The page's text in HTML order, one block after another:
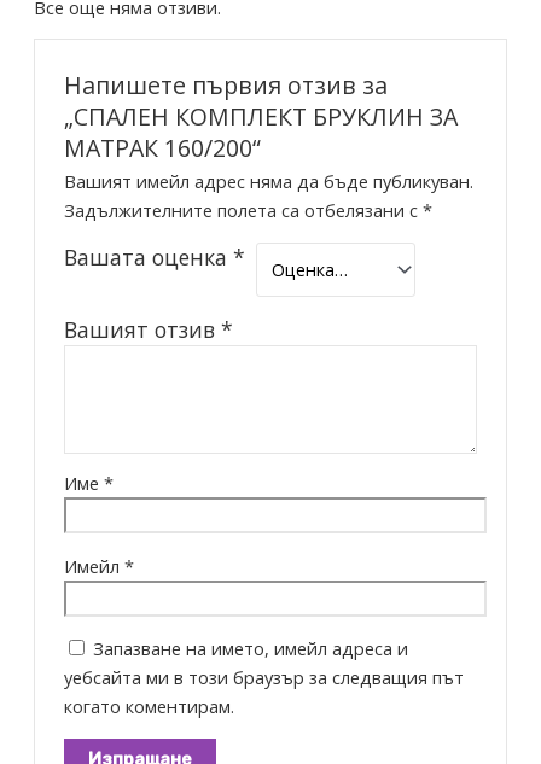
Все още няма отзиви.
Напишете първия отзив за
„СПАЛЕН КОМПЛЕКТ БРУКЛИН ЗА
МАТРАК 160/200“
Вашият имейл адрес няма да бъде публикуван.
Задължителните полета са отбелязани с*
Вашата оценка*
Вашият отзив*
Име*
Имейл*
Запазване на името, имейл адреса и
уебсайта ми в този браузър за следващия път
когато коментирам.